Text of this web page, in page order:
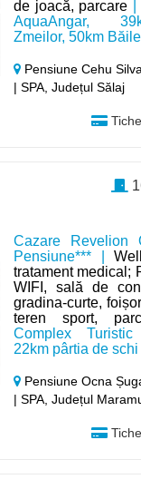
de joacă, parcare
AquaAngar,
Zmeilor, 50km
Pensiune Cehu
| SPA, Județul Sălaj
Cazare Revelion
Pensiune*** |
tratament medical;
WIFI, sală de
gradina-curte,
teren sport,
Complex
22km pârtia de
Pensiune Ocna
| SPA, Județul